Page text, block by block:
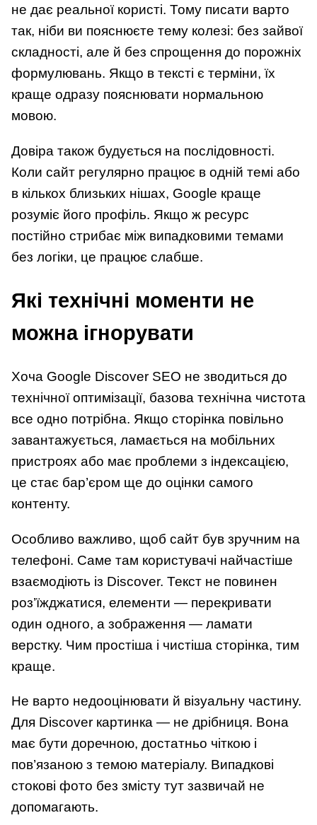
не дає реальної користі. Тому писати варто
так, ніби ви пояснюєте тему колезі: без зайвої
складності, але й без спрощення до порожніх
формулювань. Якщо в тексті є терміни, їх
краще одразу пояснювати нормальною
мовою.
Довіра також будується на послідовності.
Коли сайт регулярно працює в одній темі або
в кількох близьких нішах, Google краще
розуміє його профіль. Якщо ж ресурс
постійно стрибає між випадковими темами
без логіки, це працює слабше.
Які технічні моменти не
можна ігнорувати
Хоча Google Discover SEO не зводиться до
технічної оптимізації, базова технічна чистота
все одно потрібна. Якщо сторінка повільно
завантажується, ламається на мобільних
пристроях або має проблеми з індексацією,
це стає бар’єром ще до оцінки самого
контенту.
Особливо важливо, щоб сайт був зручним на
телефоні. Саме там користувачі найчастіше
взаємодіють із Discover. Текст не повинен
роз’їжджатися, елементи — перекривати
один одного, а зображення — ламати
верстку. Чим простіша і чистіша сторінка, тим
краще.
Не варто недооцінювати й візуальну частину.
Для Discover картинка — не дрібниця. Вона
має бути доречною, достатньо чіткою і
пов’язаною з темою матеріалу. Випадкові
стокові фото без змісту тут зазвичай не
допомагають.